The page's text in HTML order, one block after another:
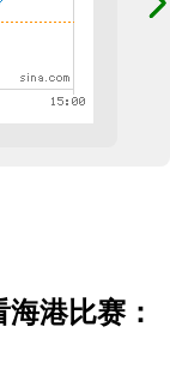
港比赛：